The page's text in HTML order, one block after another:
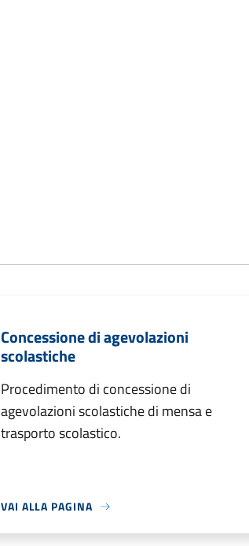
Concessione di agevolazioni
scolastiche
Procedimento di concessione di
agevolazioni scolastiche di mensa e
trasporto scolastico.
VAI ALLA PAGINA